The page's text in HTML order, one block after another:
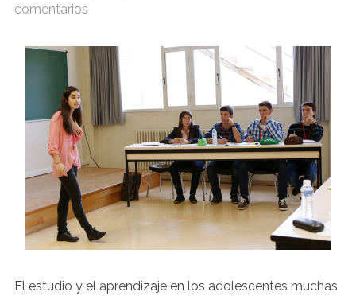
comentarios
El estudio y el aprendizaje en los adolescentes muchas